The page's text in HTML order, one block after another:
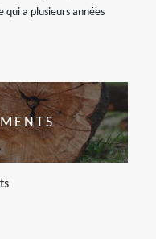
qui a plusieurs années